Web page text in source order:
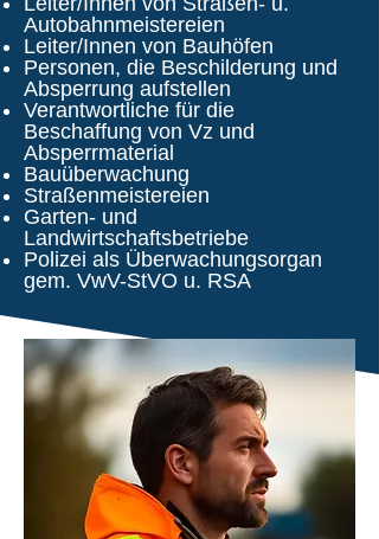
Autobahnmeistereien
Leiter/Innen von Bauhöfen
Personen, die Beschilderung und
Absperrung aufstellen
Verantwortliche für die
Beschaffung von Vz und
Absperrmaterial
Bauüberwachung
Straßenmeistereien
Garten- und
Landwirtschaftsbetriebe
Polizei als Überwachungsorgan
gem. VwV-StVO u. RSA